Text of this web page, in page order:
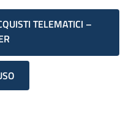
TELEMATICI –